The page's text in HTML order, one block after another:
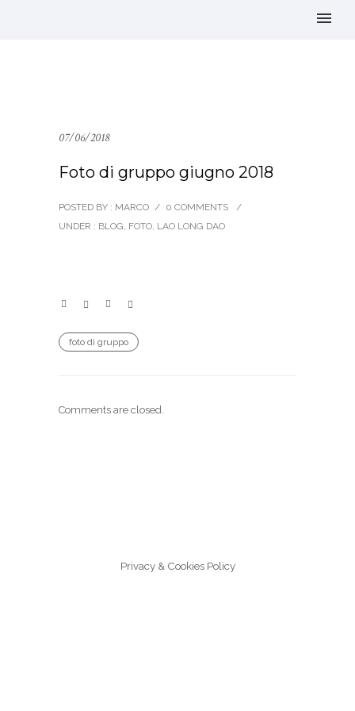
07/06/2018
Foto di gruppo giugno 2018
POSTED BY : MARCO / 0 COMMENTS
/
UNDER : BLOG, FOTO, LAO LONG DAO
foto di gruppo
Comments are closed.
Privacy & Cookies Policy